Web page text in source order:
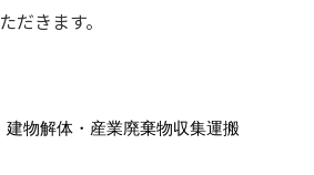
だきます。
物解体・産業廃棄物収集運搬